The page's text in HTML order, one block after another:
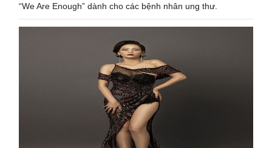
“We Are Enough” dành cho các bệnh nhân ung thư.